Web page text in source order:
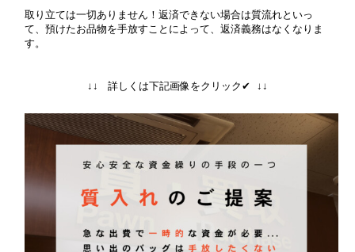
取り立ては一切ありません！返済できない場合は質流れといっ
て、預けたお品物を手放すことによって、返済義務はなくなりま
す。
↓↓ 詳しくは下記画像をクリック✔ ↓↓